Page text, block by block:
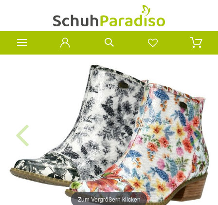
Zum Vergrößern klicken